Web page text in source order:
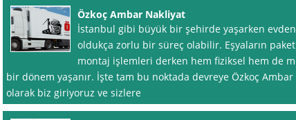
Özkoç Ambar Nakliyat
İstanbul gibi büyük bir şehirde yaşarken evden
oldukça zorlu bir süreç olabilir. Eşyaların
montaj işlemleri derken hem fiziksel hem de
bir dönem yaşanır. İşte tam bu noktada devreye Özkoç Ambar
olarak biz giriyoruz ve sizlere